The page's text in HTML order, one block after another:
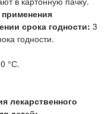
применения
срока годности: 3
годности.
°С.
лекарственного